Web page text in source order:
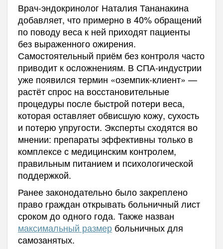
Врач-эндокринолог Наталия Тананакина
добавляет, что примерно в 40% обращений
по поводу веса к ней приходят пациенты
без выраженного ожирения.
Самостоятельный приём без контроля часто
приводит к осложнениям. В СПА-индустрии
уже появился термин «оземпик-клиент» —
растёт спрос на восстановительные
процедуры после быстрой потери веса,
которая оставляет обвисшую кожу, сухость
и потерю упругости. Эксперты сходятся во
мнении: препараты эффективны только в
комплексе с медицинским контролем,
правильным питанием и психологической
поддержкой.
Ранее законодательно было закреплено
право граждан открывать больничный лист
сроком до одного года. Также назван
максимальный размербольничных для
самозанятых.